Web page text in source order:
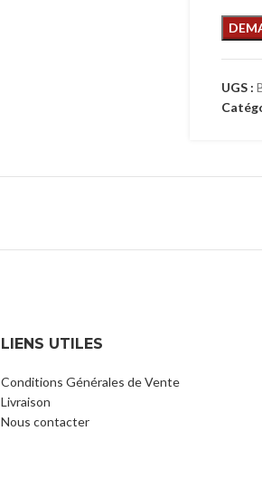
UGS :
LIENS UTILES
Conditions Générales de Vente
Livraison
Nous contacter